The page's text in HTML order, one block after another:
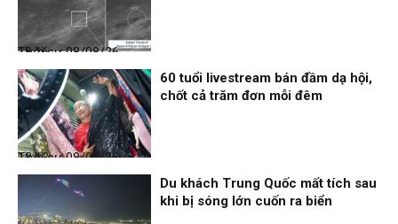
Thời sự
08/08/26, 18:16
Thời sự
08/08/26, 13:13
60 tuổi livestream bán đầm dạ hội,
chốt cả trăm đơn mỗi đêm
Du khách Trung Quốc mất tích sau
khi bị sóng lớn cuốn ra biển